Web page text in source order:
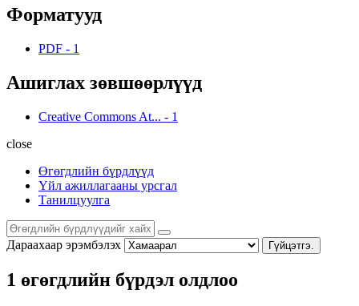
Форматууд
PDF - 1
Ашиглах зөвшөөрлүүд
Creative Commons At... - 1
close
Өгөгдлийн бүрдлүүд
Үйл ажиллагааны урсгал
Танилцуулга
Дараахаар эрэмбэлэх Гүйцэтгэ.
1 өгөгдлийн бүрдэл олдлоо